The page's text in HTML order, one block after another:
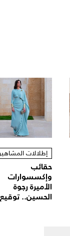
إطلالات
حقائب
وإكسسوارات
الأميرة رجوة
الحسين..